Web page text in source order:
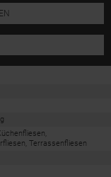
Terrassenfliesen